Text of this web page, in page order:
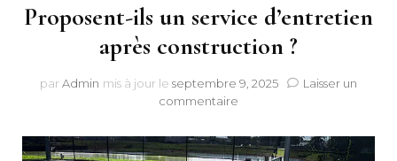
Proposent-ils un service d’entretien
après construction ?
par Admin mis à jour le septembre 9, 2025
Laisser un
commentaire
ils
un